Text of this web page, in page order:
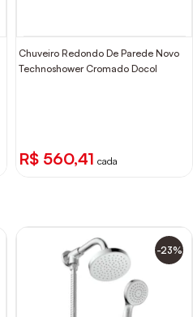
Chuveiro Redondo De Parede Novo
Technoshower Cromado Docol
R$ 560,41 cada
-23%